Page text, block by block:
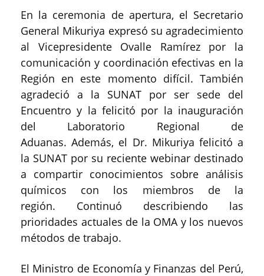
En la ceremonia de apertura, el Secretario
General Mikuriya expresó su agradecimiento
al Vicepresidente Ovalle Ramírez por la
comunicación y coordinación efectivas en la
Región en este momento difícil. También
agradeció a la SUNAT por ser sede del
Encuentro y la felicitó por la inauguración
del Laboratorio Regional de
Aduanas. Además, el Dr. Mikuriya felicitó a
la SUNAT por su reciente webinar destinado
a compartir conocimientos sobre análisis
químicos con los miembros de la
región. Continuó describiendo las
prioridades actuales de la OMA y los nuevos
métodos de trabajo.
El Ministro de Economía y Finanzas del Perú,